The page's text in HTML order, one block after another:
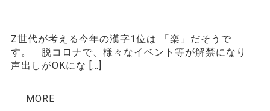
Z世代が考える今年の漢字1位は 「楽」だそうで
す。 脱コロナで、様々なイベント等が解禁になり
声出しがOKにな […]
MORE